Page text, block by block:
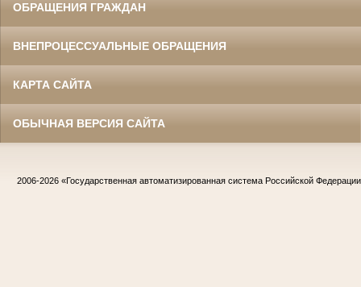
ОБРАЩЕНИЯ ГРАЖДАН
ВНЕПРОЦЕССУАЛЬНЫЕ ОБРАЩЕНИЯ
КАРТА САЙТА
ОБЫЧНАЯ ВЕРСИЯ САЙТА
2006-2026 «Государственная автоматизированная система Российской